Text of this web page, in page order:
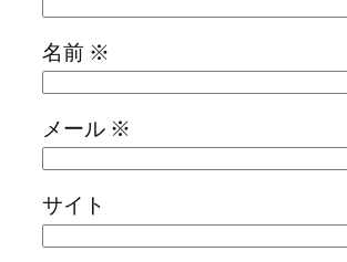
名前 ※
メール ※
サイト